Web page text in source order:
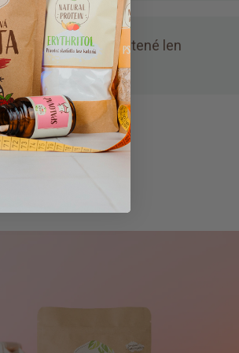
bez umelín.Ochutené len
a štipkou stévie.